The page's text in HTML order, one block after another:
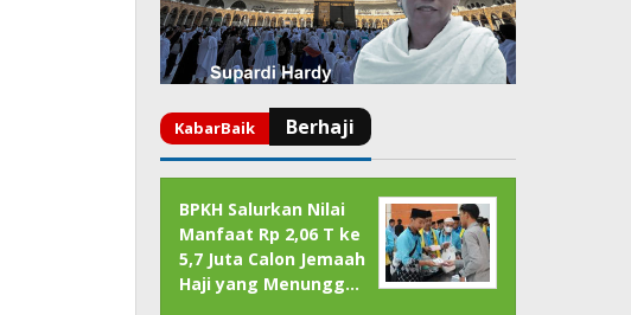
BPKH Salurkan Nilai
Manfaat Rp 2,06 T ke
5,7 Juta Calon Jemaah
Haji yang Menungg…